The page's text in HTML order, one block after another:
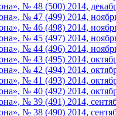
№ 48 (500) 2014,
№ 47 (499) 2014,
№ 46 (498) 2014,
№ 45 (497) 2014,
№ 44 (496) 2014,
№ 43 (495) 2014,
№ 42 (494) 2014,
№ 41 (493) 2014,
№ 40 (492) 2014,
№ 39 (491) 2014,
№ 38 (490) 2014,